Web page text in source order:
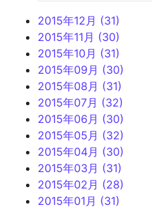
2015年12月 (31)
2015年11月 (30)
2015年10月 (31)
2015年09月 (30)
2015年08月 (31)
2015年07月 (32)
2015年06月 (30)
2015年05月 (32)
2015年04月 (30)
2015年03月 (31)
2015年02月 (28)
2015年01月 (31)